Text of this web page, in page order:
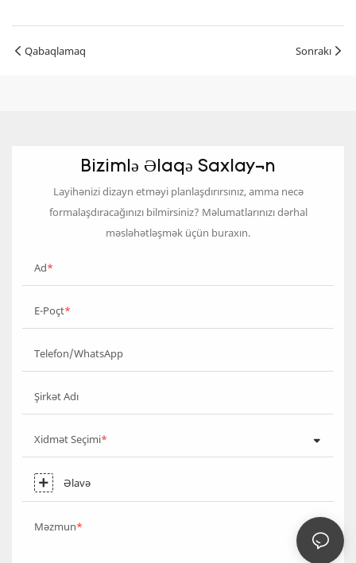
Qabaqlamaq Sonrakı
Bizimlə Əlaqə Saxlayın
Layihənizi dizayn etməyi planlaşdırırsınız, amma necə
formalaşdıracağınızı bilmirsiniz? Məlumatlarınızı dərhal
məsləhətləşmək üçün buraxın.
Ad
E-Poçt
Telefon/WhatsApp
Şirkət Adı
Xidmət Seçimi
Əlavə
Məzmun